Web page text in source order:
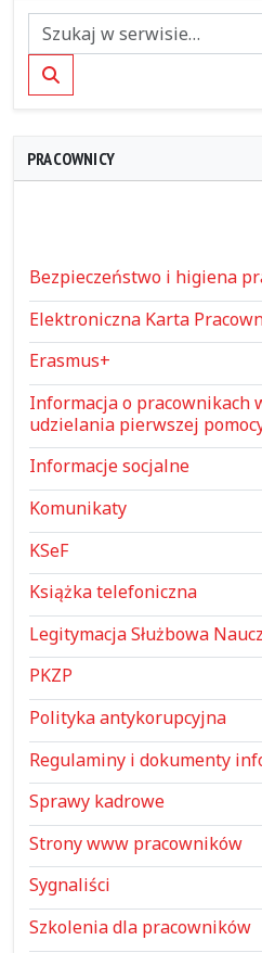
Szukaj
PRACOWNICY
Bezpieczeństwo i higiena
Elektroniczna Karta
Erasmus+
Informacja o pracownikach
udzielania pierwszej
Informacje socjalne
Komunikaty
KSeF
Książka telefoniczna
Legitymacja Służbowa
PKZP
Polityka antykorupcyjna
Regulaminy i dokumenty
Sprawy kadrowe
Strony www pracowników
Sygnaliści
Szkolenia dla pracowników